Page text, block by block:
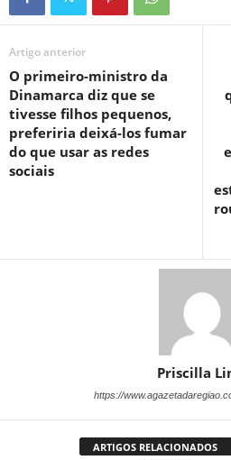
Artigo anterior
O primeiro-ministro da
Dinamarca diz que se
tivesse filhos pequenos,
preferiria deixá-los fumar
do que usar as redes
sociais
Priscilla
https://
ARTIGOS RELACIONADOS